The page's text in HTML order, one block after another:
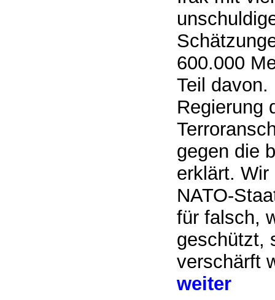
600.000
Teil
Regierung
gegen die
erklärt.
NATO-
für falsch,
geschützt,
verschärft
weiter